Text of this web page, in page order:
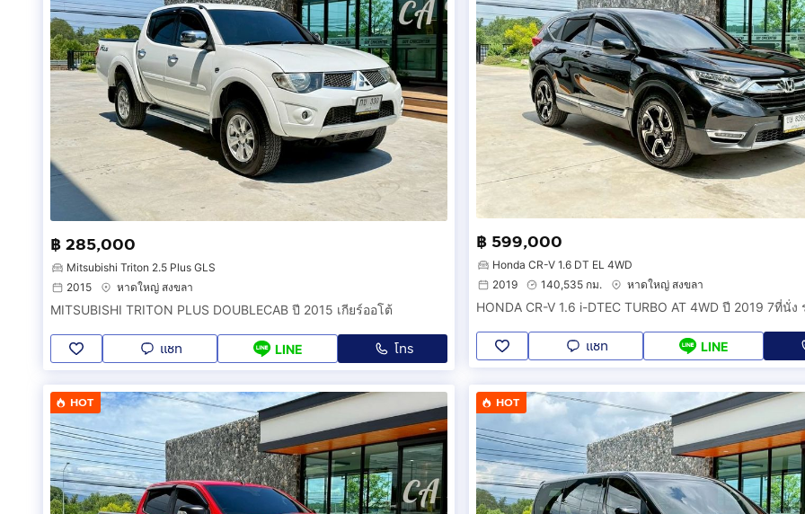
฿ 285,000
Mitsubishi Triton 2.5 Plus GLS
2015
หาดใหญ่ สงขลา
MITSUBISHI TRITON PLUS DOUBLECAB ปี 2015 เกียร์ออโต้
แชท LINE โทร
฿ 599,000
Honda CR-V 1.6 DT EL 4WD
2019
140,535 กม. หาดใหญ่ สงขลา
HONDA CR-V 1.6 i-DTEC TURBO AT 4WD ปี 2019 7ที่นั่
แชท LINE
HOT HOT